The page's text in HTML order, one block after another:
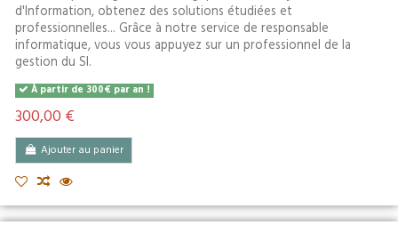
d'Information, obtenez des solutions étudiées et
professionnelles... Grâce à notre service de responsable
informatique, vous vous appuyez sur un professionnel de la
gestion du SI.
À partir de 300€ par an !
300,00 €
Ajouter au panier